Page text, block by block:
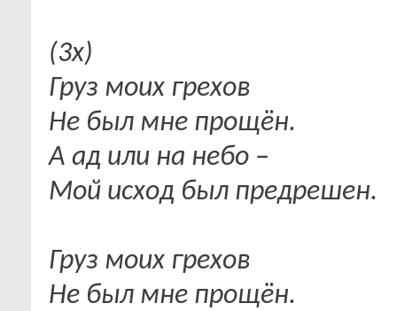
(3х)
Груз моих грехов
Не был мне прощён.
А ад или на небо –
Мой исход был предрешен.
Груз моих грехов
Не был мне прощён.